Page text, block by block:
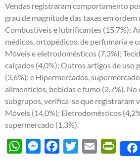
Vendas registraram comportamento
grau de magnitude das taxas em ordem
Combustíveis e lubrificantes (15,7%);
médicos, ortopédicos, de perfumaria e
Móveis e eletrodomésticos (7,3%);
calçados (4,0%); Outros artigos de uso
(3,6%); e Hipermercados,
alimentícios, bebidas e fumo (2,7%).
subgrupos, verifica-se que registraram
Móveis (14,0%); Eletrodomésticos
supermercado (1,3%).
WhatsAppMessengerFacebook
Twitter Email